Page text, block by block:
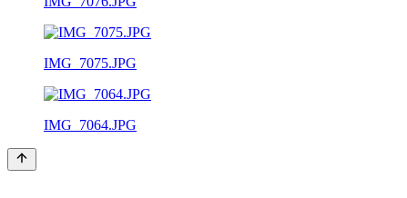
IMG_7075.JPG
IMG_7064.JPG